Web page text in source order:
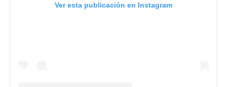
Ver esta publicación en Instagram